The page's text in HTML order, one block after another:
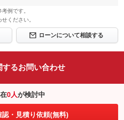
例です。
ください。
ローンについて相談する
するお問い合わせ
0人が検討中
認・見積り依頼(無料)